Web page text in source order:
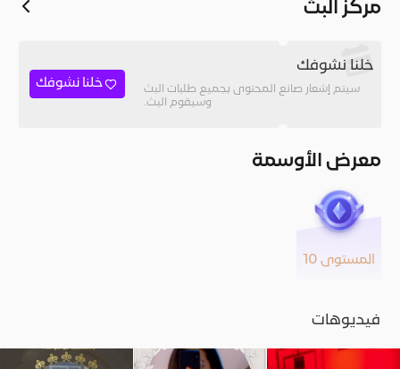
مركز البث
خلنا نشوفك
سيتم إشعار صانع المحتوى بجميع طلبات البث
وسيقوم البث.
خلنا نشوفك
معرض الأوسمة
المستوى 10
فيديوهات